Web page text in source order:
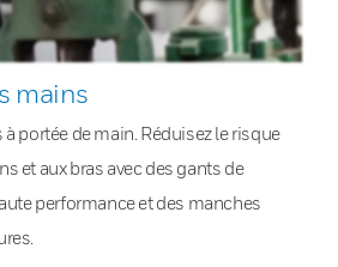
mains
portée de main. Réduisez le risque
et aux bras avec des gants de
performance et des manches